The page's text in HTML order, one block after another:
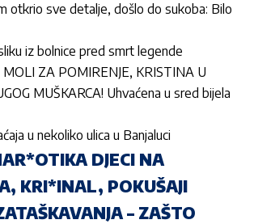
otkrio sve detalje, došlo do sukoba: Bilo
iz bolnice pred smrt legende
MOLI ZA POMIRENJE, KRISTINA U
MUŠKARCA! Uhvaćena u sred bijela
u nekoliko ulica u Banjaluci
DJECI NA
KRI*INAL, POKUŠAJI
– ZAŠTO